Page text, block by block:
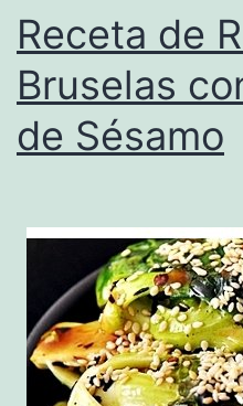
Receta de
Bruselas
de Sésamo